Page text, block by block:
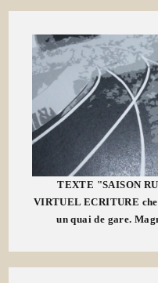
TEXTE "SAISON
VIRTUEL ECRITURE
un quai de gare.